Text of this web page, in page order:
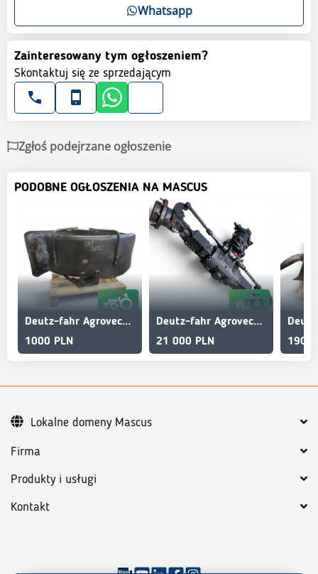
Whatsapp
Zainteresowany tym ogłoszeniem?
Skontaktuj się ze sprzedającym
Zgłoś podejrzane ogłoszenie
PODOBNE OGŁOSZENIA NA MASCUS
Deutz-fahr Agrovector 30.7 Mudguard frame
1000 PLN
Deutz-fahr Agrovector 30.7 Drive axle 371717 Carraro 26.20M
21 000 PLN
1900
Firma
Produkty i usługi
Kontakt
Lokalne domeny Mascus